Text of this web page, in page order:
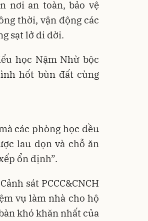
nơi an toàn, bảo vệ
thời, vận động các
sạt lở di dời.
học Nậm Nhừ bộc
hốt bùn đất cùng
các phòng học đều
lau dọn và chỗ ăn
ổn định”.
sát PCCC&CNCH
vụ làm nhà cho hộ
khó khăn nhất của